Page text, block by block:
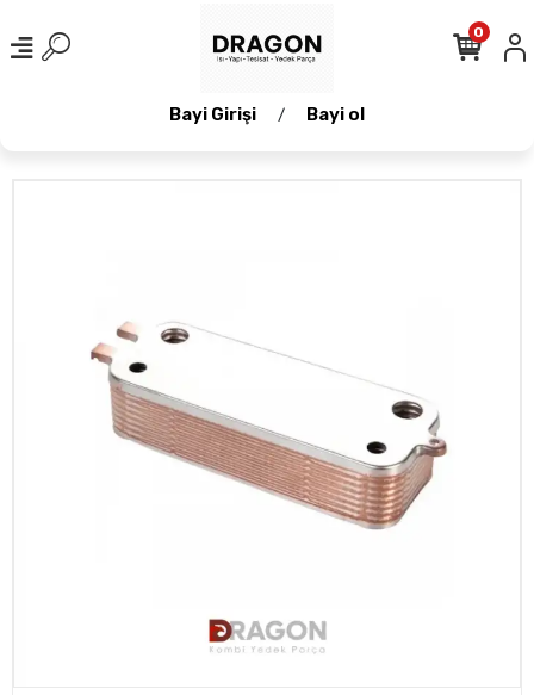
Bayi Girişi / Bayi ol
0